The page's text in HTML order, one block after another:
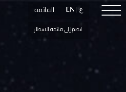
انضم إلى قائمة الانتظار
القائمة EN | ع
انضم إلى قائمة الانتظار
القائمة EN | ع